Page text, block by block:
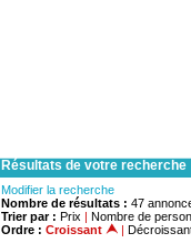
Résultats de votre recherche
Modifier la recherche
Nombre de résultats : 47
Trier par : Prix | Nombre de
Ordre : Croissant |